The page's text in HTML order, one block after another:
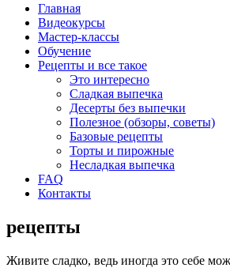
Главная
Видеокурсы
Мастер-классы
Обучение
Рецепты и все такое
Это интересно
Сладкая выпечка
Десерты без выпечки
Полезное (обзоры, советы)
Базовые рецепты
Торты и пирожные
Несладкая выпечка
FAQ
Контакты
рецепты
Живите сладко, ведь иногда это себе